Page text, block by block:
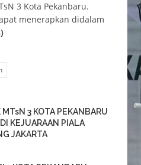
3 Kota Pekanbaru.
menerapkan didalam
3 KOTA PEKANBARU
KEJUARAAN PIALA
JAKARTA